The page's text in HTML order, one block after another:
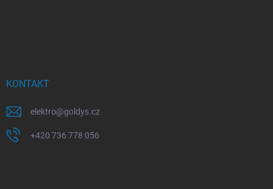
KONTAKT
elektro@goldys.cz
+420 736 778 056